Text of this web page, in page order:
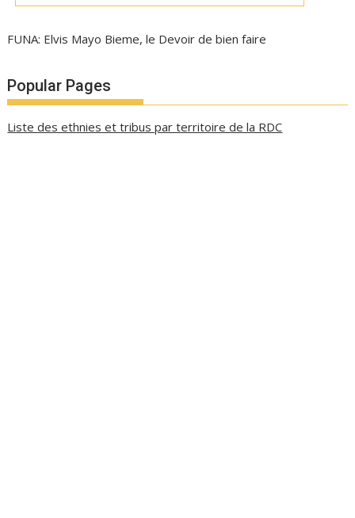
FUNA: Elvis Mayo Bieme, le Devoir de bien faire
Popular Pages
Liste des ethnies et tribus par territoire de la RDC